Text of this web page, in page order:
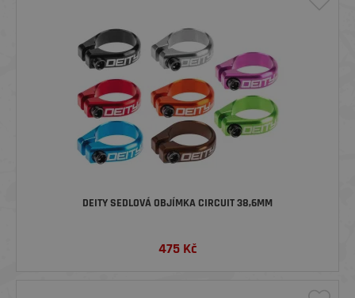
DEITY SEDLOVÁ OBJÍMKA CIRCUIT 38,6MM
475 Kč